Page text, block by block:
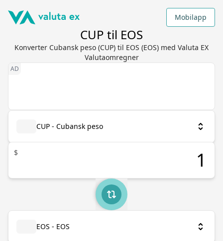
Mobilapp
CUP til EOS
Konverter Cubansk peso (CUP) til EOS (EOS) med Valuta EX
Valutaomregner
CUP - Cubansk peso
$
EOS - EOS